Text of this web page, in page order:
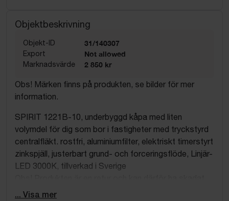
Objektbeskrivning
Objekt-ID 31/140307
Export Not allowed
Marknadsvärde 2 850 kr
Obs! Märken finns på produkten, se bilder för mer
information.
SPIRIT 1221B-10, underbyggd kåpa med liten
volymdel för dig som bor i fastigheter med tryckstyrd
centralfläkt. rostfri, aluminiumfilter, elektriskt timerstyrt
zinkspjäll, justerbart grund- och forceringsflöde, Linjär-
LED 3000K, tillverkad i Sverige
emballage.
... Visa mer